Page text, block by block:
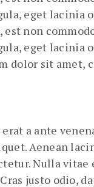
eget lacinia
non
eget lacinia
dolor sit amet,
a ante
Aenean
Nulla vitae
justo odio,